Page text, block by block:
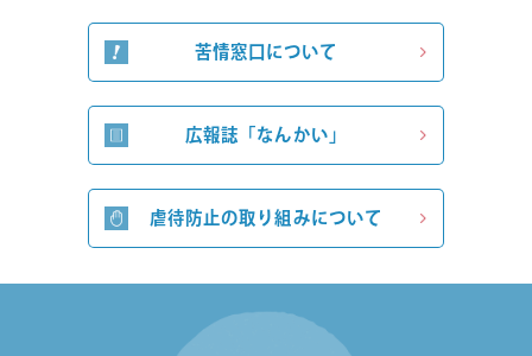
苦情窓口について
広報誌「なんかい」
虐待防止の取り組みについて